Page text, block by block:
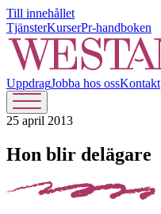
Till innehållet
TjänsterKurserPr-handboken
UppdragJobba hos ossKontakt
25 april 2013
Hon blir delägare